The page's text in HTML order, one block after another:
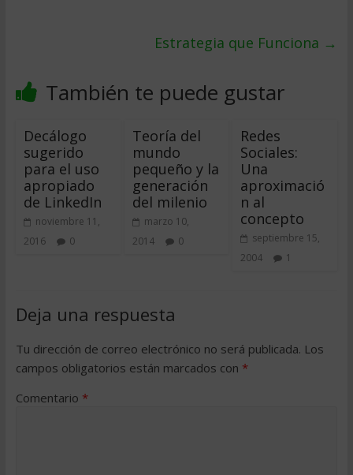
Estrategia que Funciona →
También te puede gustar
Decálogo
sugerido
para el uso
apropiado
de LinkedIn
noviembre 11,
2016
0
Teoría del
mundo
pequeño y la
generación
del milenio
marzo 10,
2014
0
Redes
Sociales:
Una
aproximació
n al
concepto
septiembre 15,
2004
1
Deja una respuesta
Tu dirección de correo electrónico no será publicada. Los
campos obligatorios están marcados con *
Comentario *